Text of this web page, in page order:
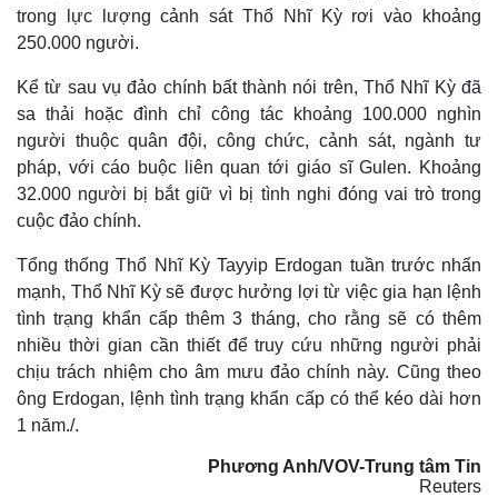
trong lực lượng cảnh sát Thổ Nhĩ Kỳ rơi vào khoảng
250.000 người.
Kể từ sau vụ đảo chính bất thành nói trên, Thổ Nhĩ Kỳ đã
sa thải hoặc đình chỉ công tác khoảng 100.000 nghìn
người thuộc quân đội, công chức, cảnh sát, ngành tư
pháp, với cáo buộc liên quan tới giáo sĩ Gulen. Khoảng
32.000 người bị bắt giữ vì bị tình nghi đóng vai trò trong
cuộc đảo chính.
Tổng thống Thổ Nhĩ Kỳ Tayyip Erdogan tuần trước nhấn
mạnh, Thổ Nhĩ Kỳ sẽ được hưởng lợi từ việc gia hạn lệnh
tình trạng khẩn cấp thêm 3 tháng, cho rằng sẽ có thêm
nhiều thời gian cần thiết để truy cứu những người phải
chịu trách nhiệm cho âm mưu đảo chính này. Cũng theo
ông Erdogan, lệnh tình trạng khẩn cấp có thể kéo dài hơn
1 năm./.
Phương Anh/VOV-Trung tâm Tin
Reuters